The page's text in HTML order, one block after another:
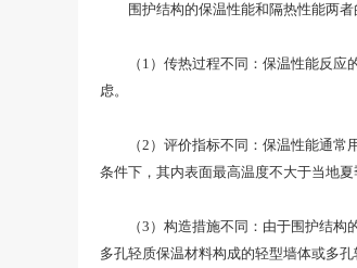
围护结构的保温性能和隔热性能两者
（1）传热过程不同：保温性能反应的
虑。
（2）评价指标不同：保温性能通常用
条件下，其内表面最高温度不大于当地
（3）构造措施不同：由于围护结构的
多孔轻质保温材料构成的轻型墙体或多